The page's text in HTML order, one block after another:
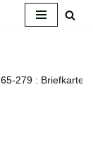
65-279 : Briefkarte